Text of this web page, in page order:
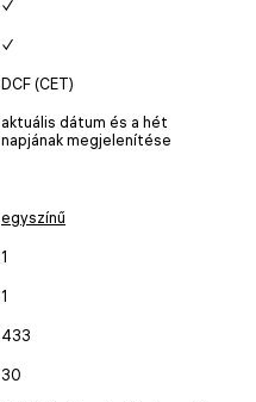
✓
✓
DCF (CET)
aktuális dátum és a hét
napjának megjelenítése
egyszínű
1
1
433
30